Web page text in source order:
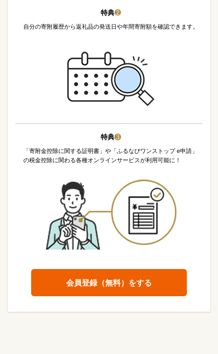
特典❷
自分の寄附履歴から返礼品の発送日や年間寄附額を確認できます。
特典❸
「寄附金控除に関する証明書」や「ふるなびワンストップ e申請」
の税金控除に関わる各種オンラインサービスが利用可能に！
会員登録（無料）をする